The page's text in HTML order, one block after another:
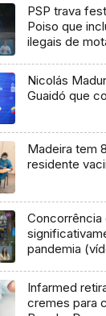
PSP trava
Poiso que
Nicolás
Guaidó que
Madeira tem
residente
Concorrência
pandemia
Infarmed
cremes para